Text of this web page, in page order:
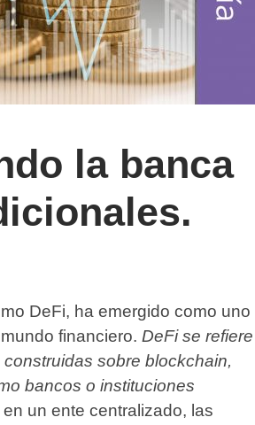
la banca
DeFi, ha emergido como uno
financiero. DeFi se refiere
sobre blockchain,
bancos o instituciones
un ente centralizado, las